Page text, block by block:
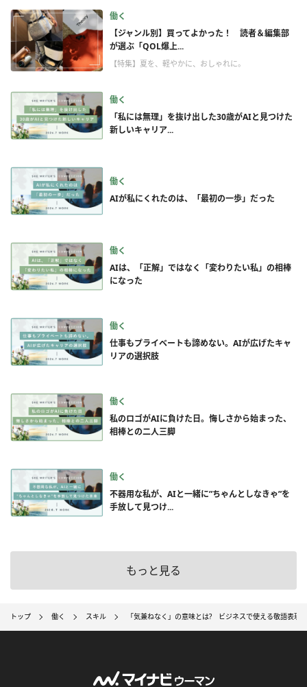
働く
【ジャンル別】買ってよかった！ 読者＆編集部
が選ぶ「QOL爆上...
【特集】夏を、軽やかに、おしゃれに。
働く
「私には無理」を抜け出した30歳がAIと見つけた
新しいキャリア...
働く
AIが私にくれたのは、「最初の一歩」だった
働く
AIは、「正解」ではなく「変わりたい私」の相棒
になった
働く
仕事もプライベートも諦めない。AIが広げたキャ
リアの選択肢
働く
私のロゴがAIに負けた日。悔しさから始まった、
相棒との二人三脚
働く
不器用な私が、AIと一緒に”ちゃんとしなきゃ”を
手放して見つけ...
もっと見る
トップ 働く スキル 「気兼ねなく」の意味とは? ビジネスで使える敬語表現